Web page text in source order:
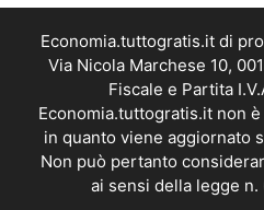
Economia.tuttogratis.it di
Via Nicola Marchese 10,
Fiscale e Partita
Economia.tuttogratis.it non
in quanto viene aggiornato
Non può pertanto
ai sensi della legge n.